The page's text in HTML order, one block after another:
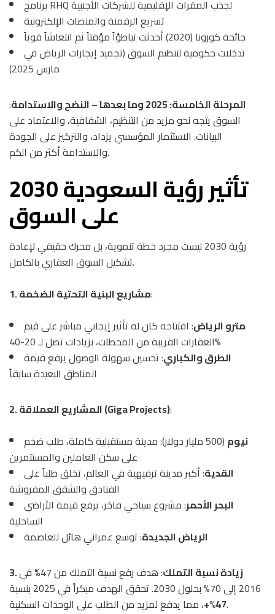
برنامج RHQ لجذب المقرات الإقليمية للشركات الأجنبية
تسريع الرقمنة والمنصات الإلكترونية
جائحة كورونا (2020) أحدثت تباطؤاً مؤقتاً ثم انتعاشاً قوياً
تدخلات حكومية لتنظيم السوق (تجميد إيجارات الرياض في
مارس 2025)
المرحلة الخامسة: 2025 وما بعدها – النضج والاستدامة
:
السوق يتجه نحو مزيد من التنظيم، الشفافية، والاعتماد على
البيانات. الاستثمار المؤسسي يزداد، والتركيز على الجودة
والاستدامة أكثر من الكم.
تأثير رؤية السعودية 2030
على السوق
رؤية 2030 ليست مجرد خطة تنموية، بل محرك حقيقي لإعادة
تشكيل السوق العقاري بالكامل.
1. مشاريع البنية التحتية الضخمة:
مترو الرياض: افتتاحه كان له تأثير إيجابي مباشر على قيم
العقارات القريبة من المحطات، بزيادات تصل لـ 20-40%
الطرق والكباري: تحسين سهولة الوصول يرفع قيمة
المناطق البعيدة سابقاً
2. المشاريع العملاقة (Giga Projects):
نيوم
(500 مليار دولار): مدينة مستقبلية كاملة، طلب ضخم
على سكن العاملين والمستثمرين
القدية: أكبر مدينة ترفيهية في العالم، تخلق طلباً على
الفنادق والشقق المفروشة
البحر الأحمر: مشروع سياحي فاخر، يرفع قيمة الأراضي
الساحلية
الرياض الجديدة: توسع عمراني هائل للعاصمة
3. زيادة نسبة التملك
: هدف رفع نسبة التملك من 47% في
2016 إلى 70% بحلول 2030. تحقق الهدف مبكراً في 2025 بنسبة
47%+، مما يدفع لمزيد من الطلب على الوحدات السكنية.